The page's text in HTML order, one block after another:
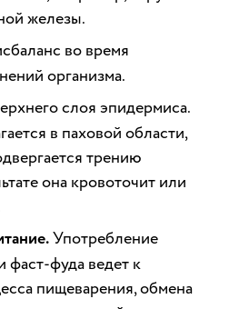
железы.
во время
организма.
слоя эпидермиса.
в паховой области,
трению
она кровоточит или
Употребление
фуда ведет к
пищеварения, обмена